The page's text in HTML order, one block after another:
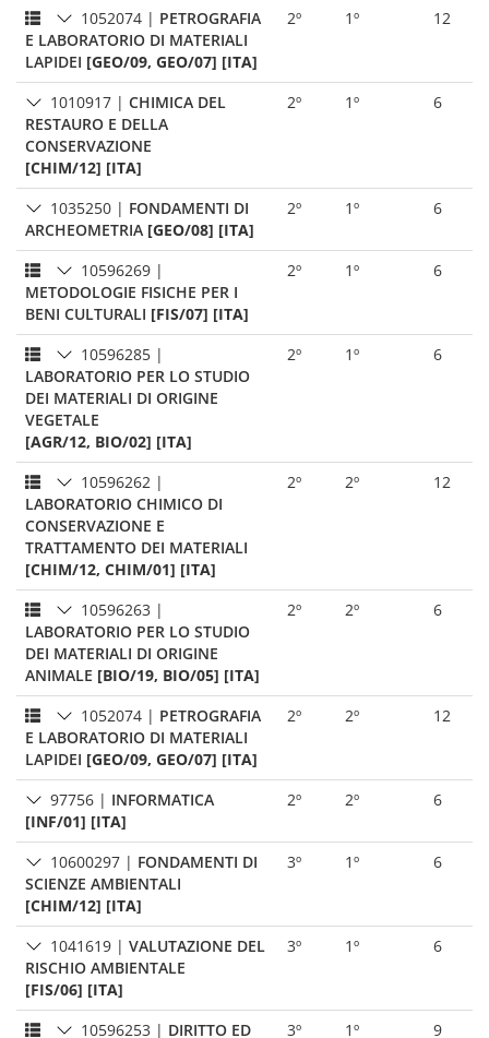
1052074 | PETROGRAFIA
E LABORATORIO DI MATERIALI
LAPIDEI [GEO/09, GEO/07] [ITA]
2º 1º 12
1010917 | CHIMICA DEL
RESTAURO E DELLA
CONSERVAZIONE
[CHIM/12] [ITA]
2º 1º 6
1035250 | FONDAMENTI DI
ARCHEOMETRIA [GEO/08] [ITA]
2º 1º 6
10596269 |
METODOLOGIE FISICHE PER I
BENI CULTURALI [FIS/07] [ITA]
2º 1º 6
10596285 |
LABORATORIO PER LO STUDIO
DEI MATERIALI DI ORIGINE
VEGETALE
[AGR/12, BIO/02] [ITA]
2º 1º 6
10596262 |
LABORATORIO CHIMICO DI
CONSERVAZIONE E
TRATTAMENTO DEI MATERIALI
[CHIM/12, CHIM/01] [ITA]
2º 2º 12
10596263 |
LABORATORIO PER LO STUDIO
DEI MATERIALI DI ORIGINE
ANIMALE [BIO/19, BIO/05] [ITA]
2º 2º 6
1052074 | PETROGRAFIA
E LABORATORIO DI MATERIALI
LAPIDEI [GEO/09, GEO/07] [ITA]
2º 2º 12
97756 | INFORMATICA
[INF/01] [ITA]
2º 2º 6
10600297 | FONDAMENTI DI
SCIENZE AMBIENTALI
[CHIM/12] [ITA]
3º 1º 6
1041619 | VALUTAZIONE DEL
RISCHIO AMBIENTALE
[FIS/06] [ITA]
3º 1º 6
10596253 | DIRITTO ED
3º 1º 9